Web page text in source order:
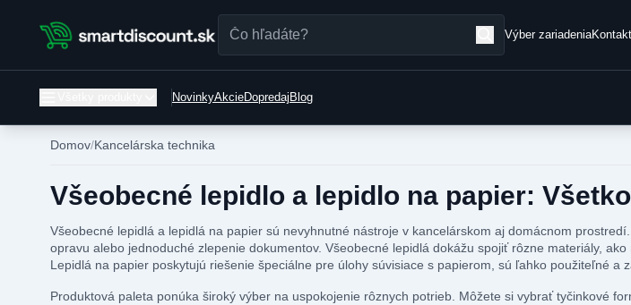
Výber zariadenia
NovinkyAkcieDopredaj Blog
Domov Kancelárska technika
Všeobecné lepidlo a lepidlo na papier:
Všeobecné lepidlá a lepidlá na papier sú nevyhnutné nástroje v kancelárskom aj domácnom
opravu alebo jednoduché zlepenie dokumentov. Všeobecné lepidlá dokážu spojiť rôzne materiály,
Lepidlá na papier poskytujú riešenie špeciálne pre úlohy súvisiace s papierom, sú ľahko použiteľné a
Produktová paleta ponúka široký výber na uspokojenie rôznych potrieb. Môžete si vybrať tyčinkové